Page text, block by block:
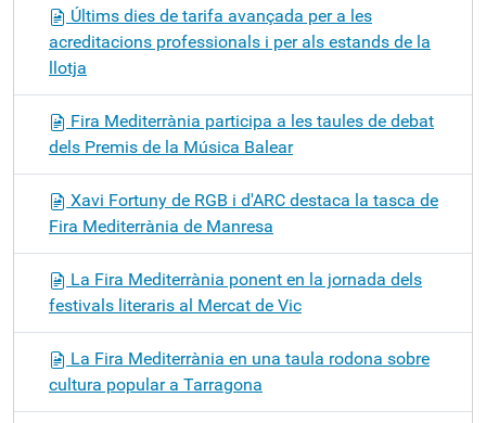
Últims dies de tarifa avançada per a les
acreditacions professionals i per als estands de la
llotja
Fira Mediterrània participa a les taules de debat
dels Premis de la Música Balear
Xavi Fortuny de RGB i d'ARC destaca la tasca de
Fira Mediterrània de Manresa
La Fira Mediterrània ponent en la jornada dels
festivals literaris al Mercat de Vic
La Fira Mediterrània en una taula rodona sobre
cultura popular a Tarragona